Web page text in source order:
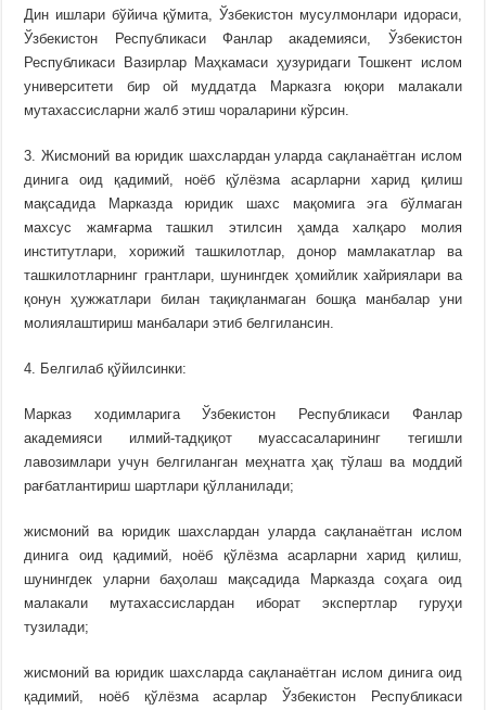
Дин ишлари бўйича қўмита, Ўзбекистон мусулмонлари идораси,
Ўзбекистон Республикаси Фанлар академияси, Ўзбекистон
Республикаси Вазирлар Маҳкамаси ҳузуридаги Тошкент ислом
университети бир ой муддатда Марказга юқори малакали
мутахассисларни жалб этиш чораларини кўрсин.
3. Жисмоний ва юридик шахслардан уларда сақланаётган ислом
динига оид қадимий, ноёб қўлёзма асарларни харид қилиш
мақсадида Марказда юридик шахс мақомига эга бўлмаган
махсус жамғарма ташкил этилсин ҳамда халқаро молия
институтлари, хорижий ташкилотлар, донор мамлакатлар ва
ташкилотларнинг грантлари, шунингдек ҳомийлик хайриялари ва
қонун ҳужжатлари билан тақиқланмаган бошқа манбалар уни
молиялаштириш манбалари этиб белгилансин.
4. Белгилаб қўйилсинки:
Марказ ходимларига Ўзбекистон Республикаси Фанлар
академияси илмий-тадқиқот муассасаларининг тегишли
лавозимлари учун белгиланган меҳнатга ҳақ тўлаш ва моддий
рағбатлантириш шартлари қўлланилади;
жисмоний ва юридик шахслардан уларда сақланаётган ислом
динига оид қадимий, ноёб қўлёзма асарларни харид қилиш,
шунингдек уларни баҳолаш мақсадида Марказда соҳага оид
малакали мутахассислардан иборат экспертлар гуруҳи
тузилади;
жисмоний ва юридик шахсларда сақланаётган ислом динига оид
қадимий, ноёб қўлёзма асарлар Ўзбекистон Республикаси